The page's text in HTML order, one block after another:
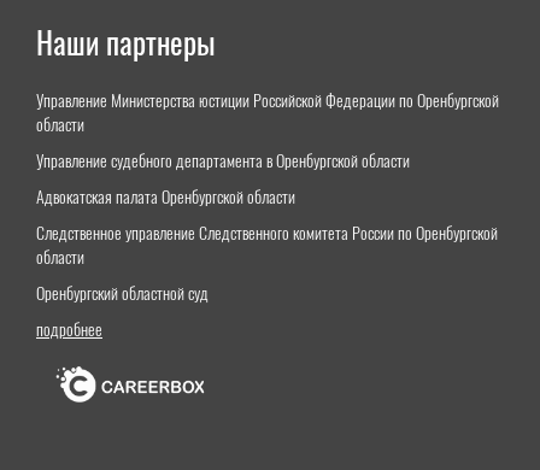
Наши партнеры
Управление Министерства юстиции Российской Федерации по Оренбургской
области
Управление судебного департамента в Оренбургской области
Адвокатская палата Оренбургской области
Следственное управление Следственного комитета России по Оренбургской
области
Оренбургский областной суд
подробнее